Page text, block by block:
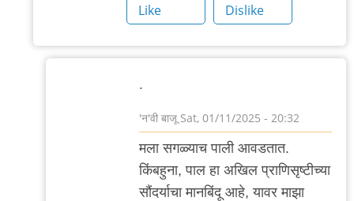
Like
Dislike
.
'न'वी बाजूSat, 01/11/2025 - 20:32
In
reply
to
मला सगळ्याच पाली आवडतात.
किंबहुना, पाल हा अखिल प्राणिसृष्टीच्या
सौंदर्याचा मानबिंदू आहे, यावर माझा